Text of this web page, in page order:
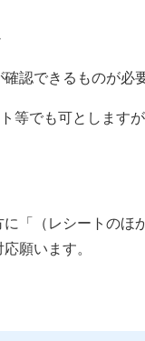
認できるものが必要
でも可とします
「（レシートのほ
願います。